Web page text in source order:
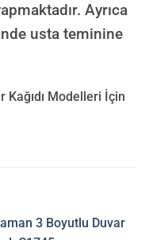
Ayrıca
usta teminine
Kağıdı Modelleri İçin